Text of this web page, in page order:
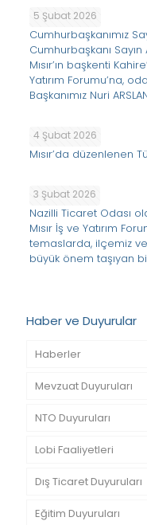
5 Şubat 2026
Cumhurbaşkanımız
Cumhurbaşkanı
Mısır’ın başkenti
Yatırım Forumu’na,
Başkanımız Nuri
4 Şubat 2026
Mısır’da düzenlenen
3 Şubat 2026
Nazilli Ticaret Odası
Mısır İş ve Yatırım
temaslarda, ilçemiz
büyük önem taşıyan
Haber ve Duyurular
Haberler
Mevzuat Duyuruları
NTO Duyuruları
Lobi Faaliyetleri
Dış Ticaret Duyuruları
Eğitim Duyuruları